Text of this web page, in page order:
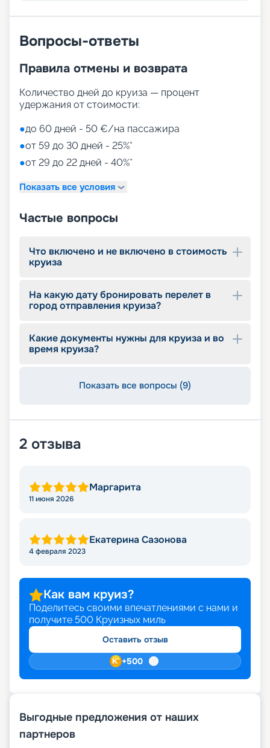
Вопросы-ответы
Правила отмены и возврата
Количество дней до круиза — процент
удержания от стоимости:
●до 60 дней - 50 €/на пассажира
●от 59 до 30 дней - 25%*
●от 29 до 22 дней - 40%*
Показать все условия
Частые вопросы
Что включено и не включено в стоимость
круиза
На какую дату бронировать перелет в
город отправления круиза?
Какие документы нужны для круиза и во
время круиза?
Показать все вопросы (9)
2 отзыва
Маргарита
11 июня 2026
Екатерина Сазонова
4 февраля 2023
Как вам круиз?
Поделитесь своими впечатлениями с нами и
получите 500 Круизных миль
Оставить отзыв
+500
Выгодные предложения от наших
партнеров